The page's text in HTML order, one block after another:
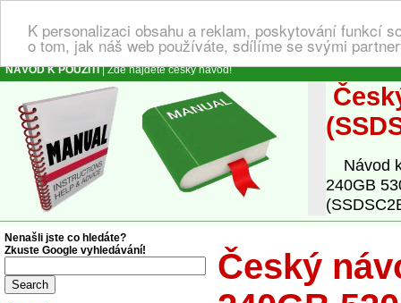
K personalizaci obsahu a reklam, poskytování funkcí
o tom, jak náš web používáte, sdílíme se svými
NÁVOD K POUŽITÍ| Zde najdete český návod!
Návod k
240GB
Český
Nenašli jste co hledáte?
Zkuste Google vyhledávání!